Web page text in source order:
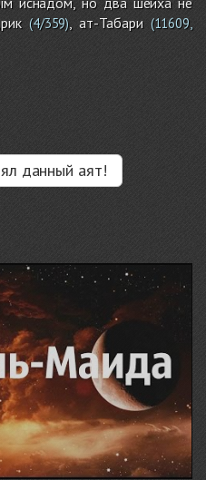
(4/359) , ат-Табари(11609,
данный аят!